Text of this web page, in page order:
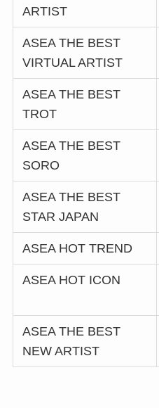
ARTIST
ASEA THE BEST
VIRTUAL ARTIST
ASEA THE BEST
TROT
ASEA THE BEST
SORO
ASEA THE BEST
STAR JAPAN
ASEA HOT TREND
ASEA HOT ICON
ASEA THE BEST
NEW ARTIST